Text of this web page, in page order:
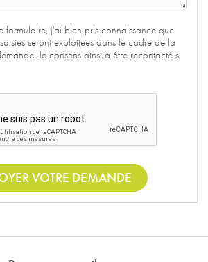
formulaire, j'ai bien pris connaissance que
seront exploitées dans le cadre de la
Je consens ainsi à être recontacté si
VOTRE DEMANDE